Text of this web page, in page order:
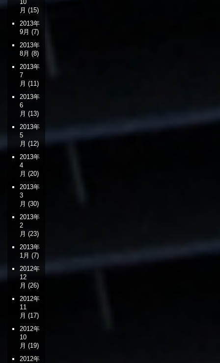
10
月 (15)
2013年
9月 (7)
2013年
8月 (8)
2013年
7
月 (11)
2013年
6
月 (13)
2013年
5
月 (12)
2013年
4
月 (20)
2013年
3
月 (30)
2013年
2
月 (23)
2013年
1月 (7)
2012年
12
月 (26)
2012年
11
月 (17)
2012年
10
月 (19)
2012年